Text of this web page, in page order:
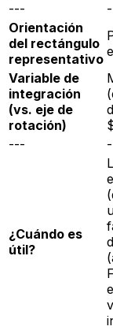
---
Orientación
del rectángulo
representativo
Variable de
integración
(vs. eje de
rotación)
---
¿Cuándo es
útil?